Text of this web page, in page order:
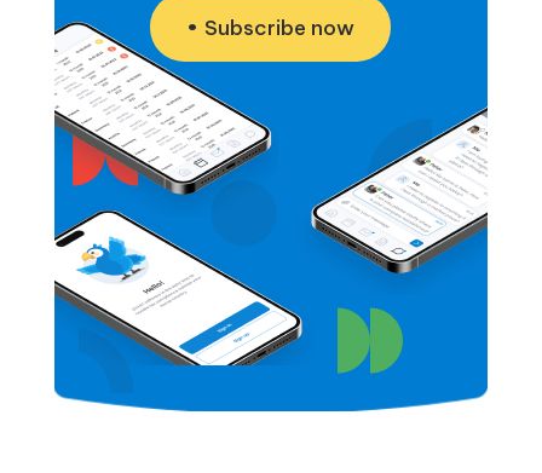
Subscribe now